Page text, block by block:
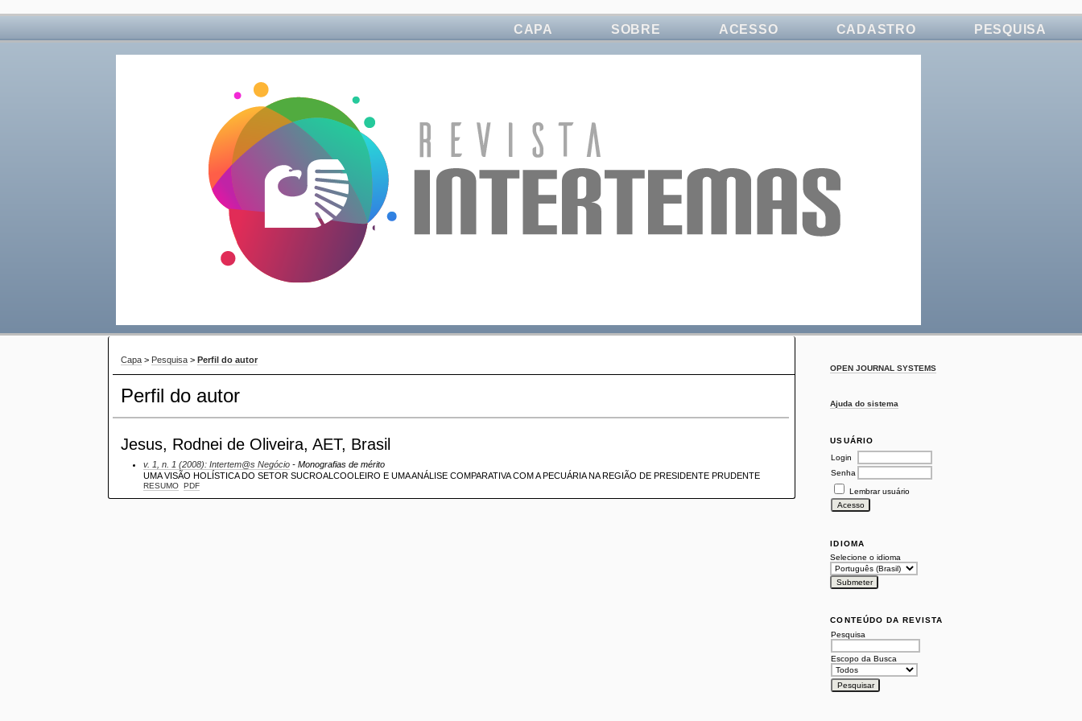
OPEN JOURNAL SYSTEMS
Ajuda do sistema
USUÁRIO
Login
Senha
Lembrar usuário
IDIOMA
Selecione o idioma
CONTEÚDO DA REVISTA
Pesquisa
Escopo da Busca
CAPA SOBRE ACESSO CADASTRO PESQUISA
Capa > Pesquisa >Perfil do autor
Perfil do autor
Jesus, Rodnei de Oliveira, AET, Brasil
v. 1, n. 1 (2008): Intertem@s Negócio - Monografias de mérito
UMA VISÃO HOLÍSTICA DO SETOR SUCROALCOOLEIRO E UMA ANÁLISE COMPARATIVA COM A PECUÁRIA NA REGIÃO DE PRESIDENTE PRUDENTE
RESUMO PDF